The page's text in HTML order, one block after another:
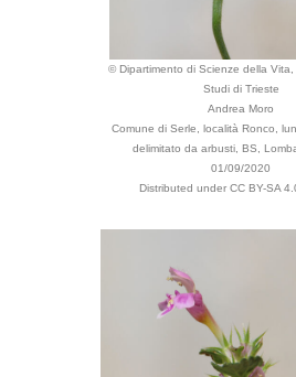
© Dipartimento di Scienze della
Studi di Trieste
Andrea Moro
Comune di Serle, località Ronco,
delimitato da arbusti, BS,
01/09/2020
Distributed under CC BY-SA